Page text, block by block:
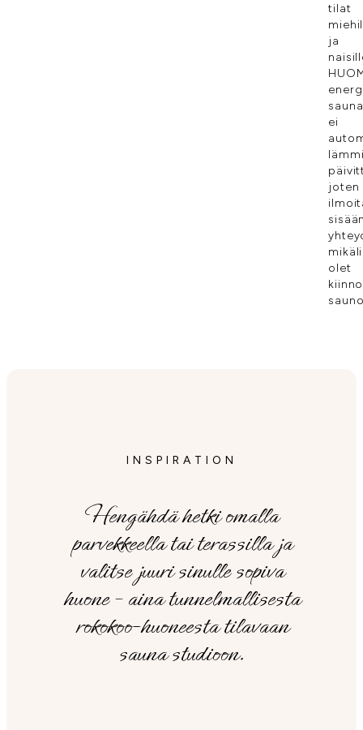
tilat
ja
ei
joten
mikäli
olet
INSPIRATION
Hengähdä hetki omalla
parvekkeella tai terassilla ja
valitse juuri sinulle sopiva
huone – aina tunnelmallisesta
rokokoo-huoneesta tilavaan
sauna studioon.